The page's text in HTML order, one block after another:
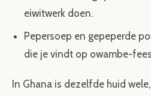
eiwitwerk doen.
Pepersoep en gepeperde
die je vindt op owambe-
In Ghana is dezelfde huid